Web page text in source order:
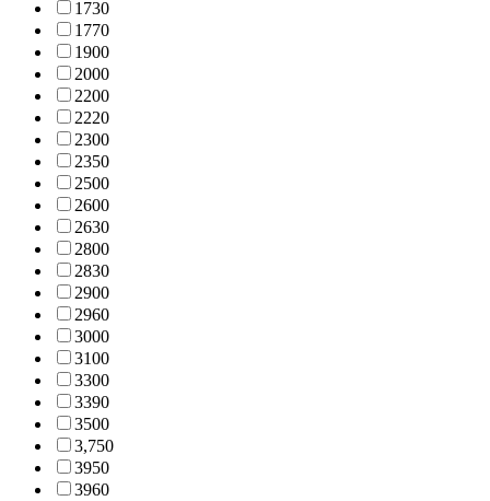
1730
1770
1900
2000
2200
2220
2300
2350
2500
2600
2630
2800
2830
2900
2960
3000
3100
3300
3390
3500
3,750
3950
3960